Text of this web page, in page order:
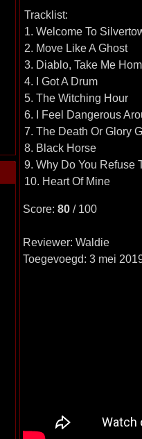
Tracklist:
1. Welcome To
2. Move Like A Ghost
3. Diablo, Take Me
4. I Got A Drum
5. The Witching Hour
6. I Feel Dangerous
7. The Death Or Glory
8. Black Horse
9. Why Do You Refuse
10. Heart Of Mine
Score: 80/ 100
Reviewer: Waldie
Toegevoegd: 3 mei